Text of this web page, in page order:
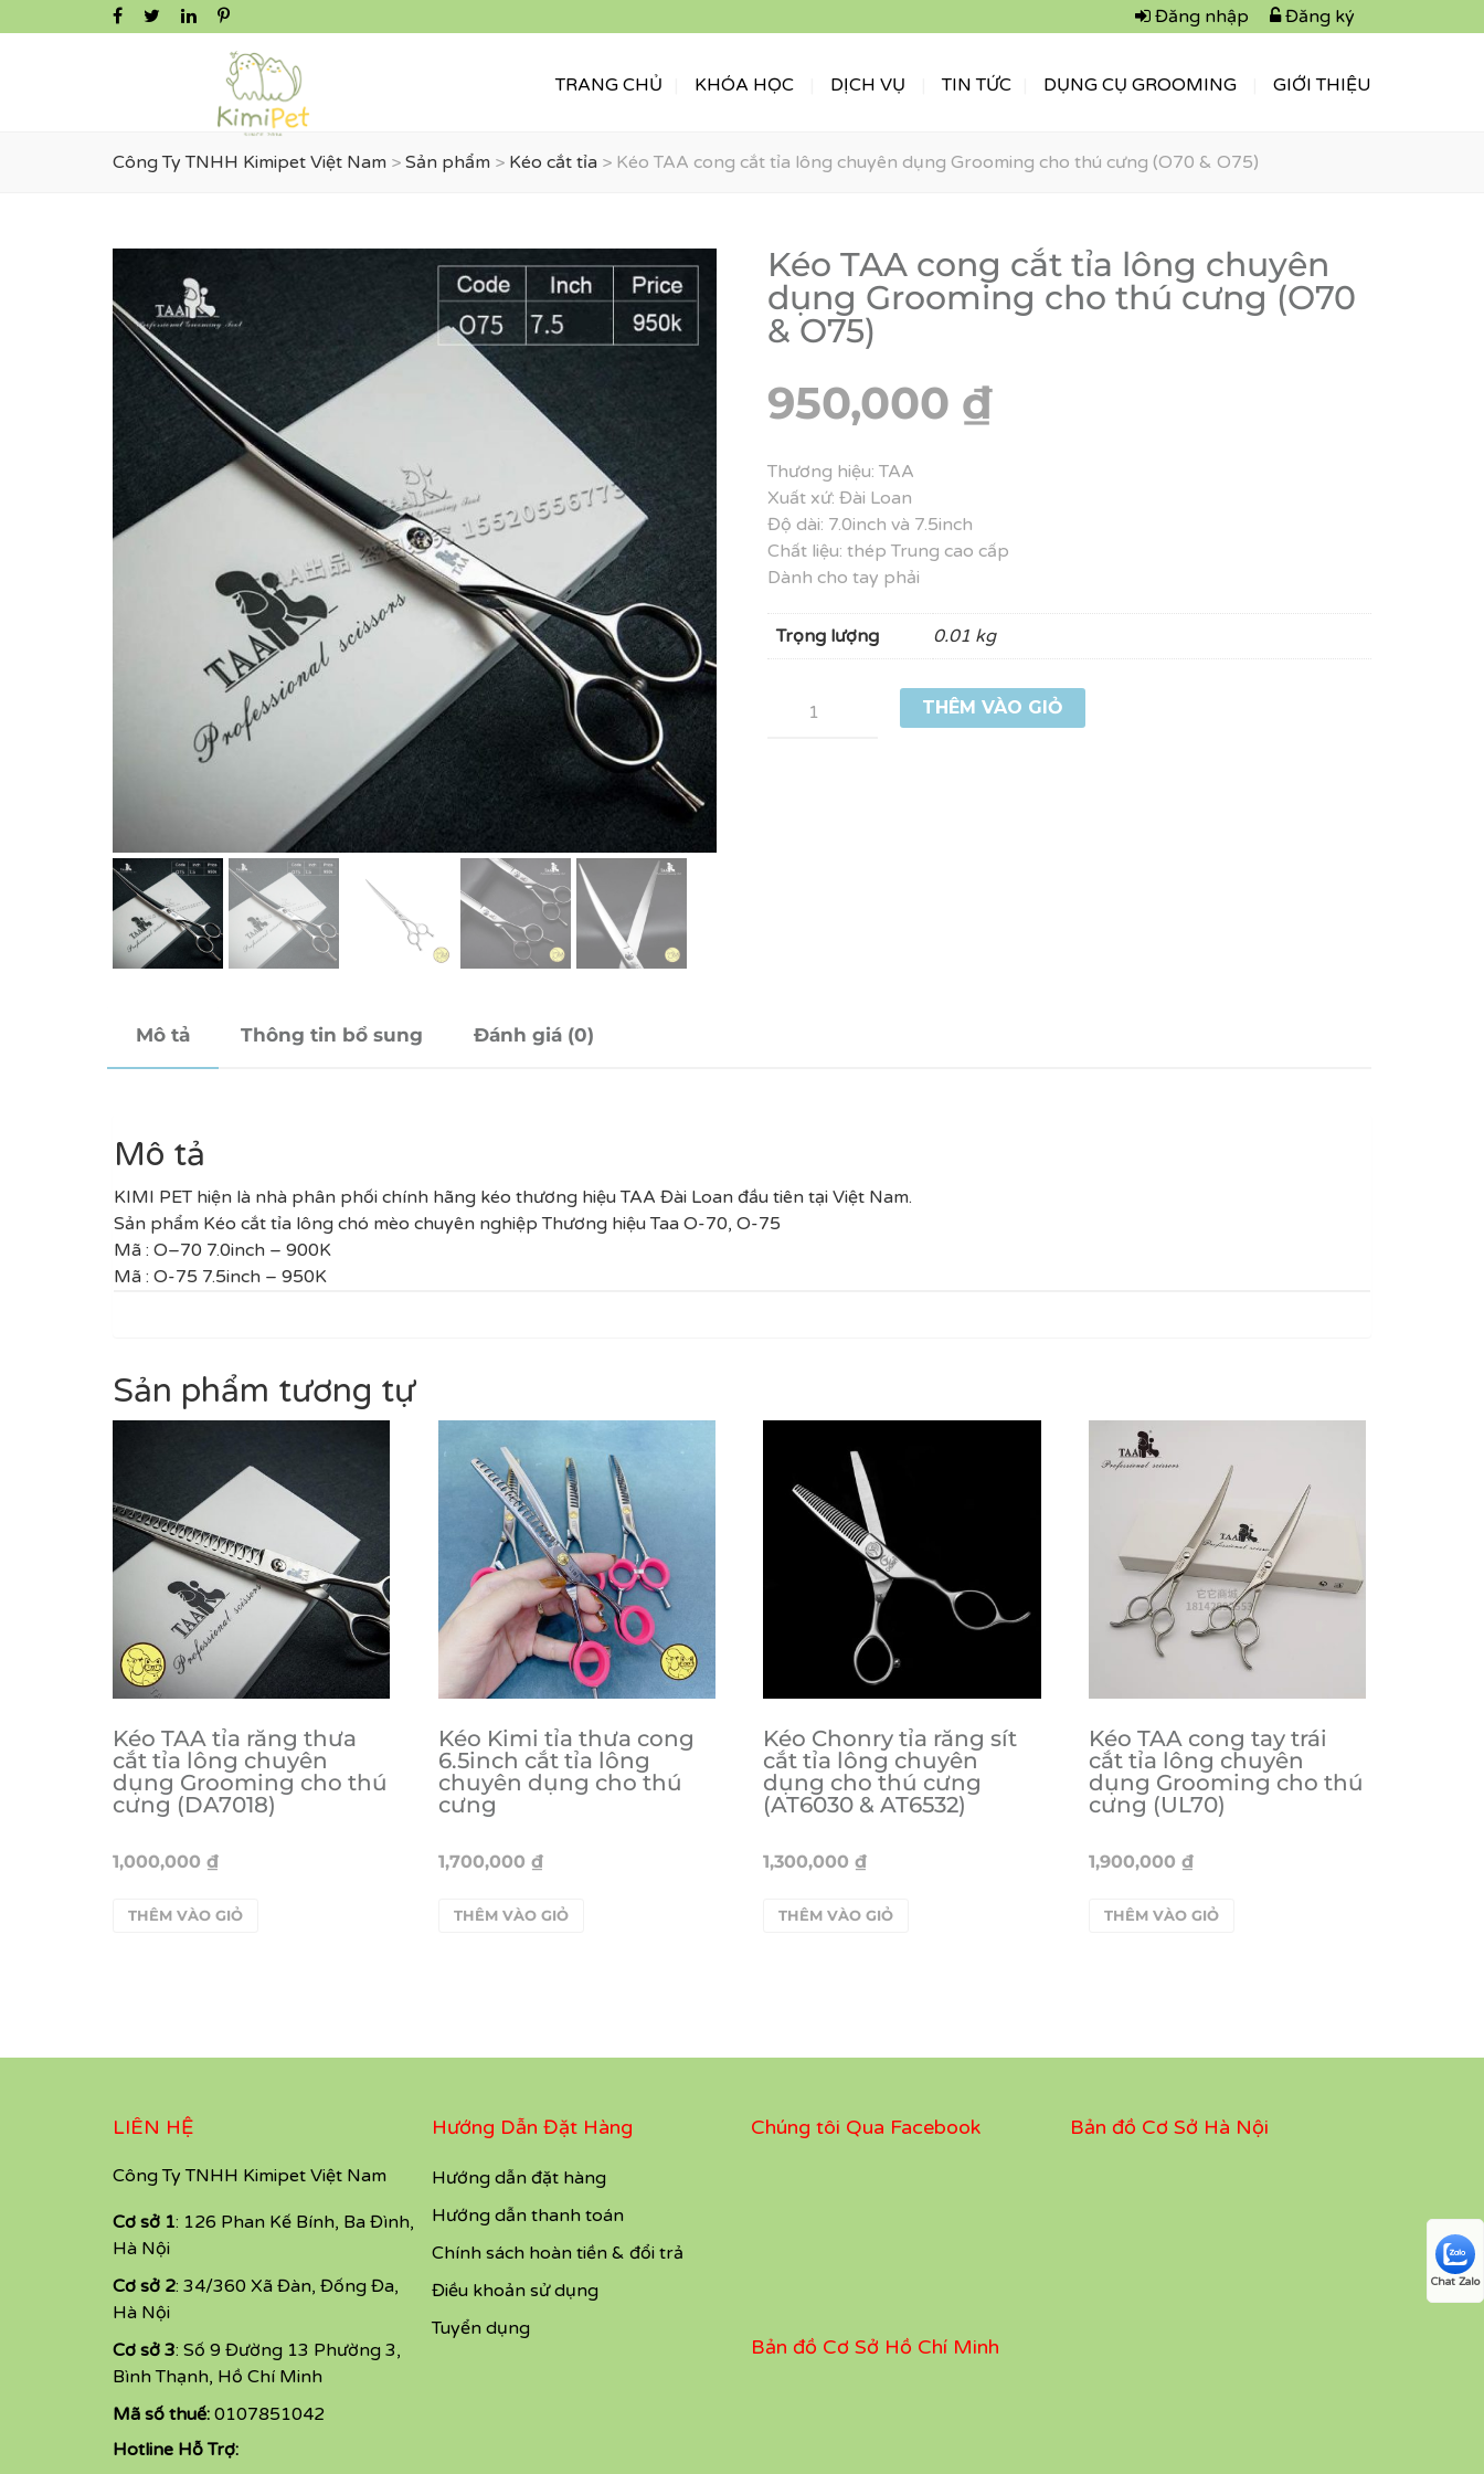
Đăng nhập Đăng ký
TRANG CHỦ KHÓA HỌC DỊCH VỤ TIN TỨC DỤNG CỤ GROOMING GIỚI THIỆU
Công Ty TNHH Kimipet Việt Nam > Sản phẩm > Kéo cắt tỉa > Kéo TAA cong cắt tỉa lông chuyên dụng Grooming cho thú cưng (O70 & O75)
Kéo TAA cong cắt tỉa lông chuyên
dụng Grooming cho thú cưng (O70
& O75)
950,000 ₫
Thương hiệu: TAA
Xuất xứ: Đài Loan
Độ dài: 7.0inch và 7.5inch
Chất liệu: thép Trung cao cấp
Dành cho tay phải
Trọng lượng 0.01 kg
THÊM VÀO GIỎ
Mô tả Thông tin bổ sung Đánh giá (0)
Mô tả
KIMI PET hiện là nhà phân phối chính hãng kéo thương hiệu TAA Đài Loan đầu tiên tại Việt Nam.
Sản phẩm Kéo cắt tỉa lông chó mèo chuyên nghiệp Thương hiệu Taa O-70, O-75
Mã : O–70 7.0inch – 900K
Mã : O-75 7.5inch – 950K
Sản phẩm tương tự
Kéo TAA tỉa răng thưa
cắt tỉa lông chuyên
dụng Grooming cho thú
cưng (DA7018)
1,000,000 ₫
THÊM VÀO GIỎ
Kéo Kimi tỉa thưa cong
6.5inch cắt tỉa lông
chuyên dụng cho thú
cưng
1,700,000 ₫
THÊM VÀO GIỎ
Kéo Chonry tỉa răng sít
cắt tỉa lông chuyên
dụng cho thú cưng
(AT6030 & AT6532)
1,300,000₫
THÊM VÀO GIỎ
Kéo TAA cong tay trái
cắt tỉa lông chuyên
dụng Grooming cho thú
cưng (UL70)
1,900,000₫
THÊM VÀO GIỎ
LIÊN HỆ
Công Ty TNHH Kimipet Việt Nam
Cơ sở 1: 126 Phan Kế Bính, Ba Đình,
Hà Nội
Cơ sở 2: 34/360 Xã Đàn, Đống Đa,
Hà Nội
Cơ sở 3: Số 9 Đường 13 Phường 3,
Bình Thạnh, Hồ Chí Minh
Mã số thuế: 0107851042
Hotline Hỗ Trợ:
Hướng Dẫn Đặt Hàng
Hướng dẫn đặt hàng
Hướng dẫn thanh toán
Chính sách hoàn tiền & đổi trả
Điều khoản sử dụng
Tuyển dụng
Chúng tôi Qua Facebook Bản đồ Cơ Sở Hà Nội
Bản đồ Cơ Sở Hồ Chí Minh
Chat Zalo